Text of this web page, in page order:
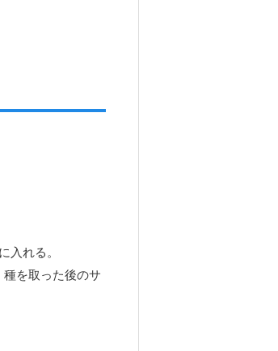
入れる。
種を取った後のサ